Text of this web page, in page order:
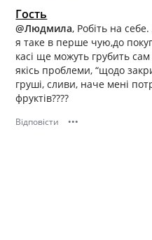
Гость
@Людмила, Робіть на
я таке в перше чую,до
касі ще можуть грубить
якісь проблеми, “щодо
груші, сливи, наче мені
фруктів????
Відповісти •••